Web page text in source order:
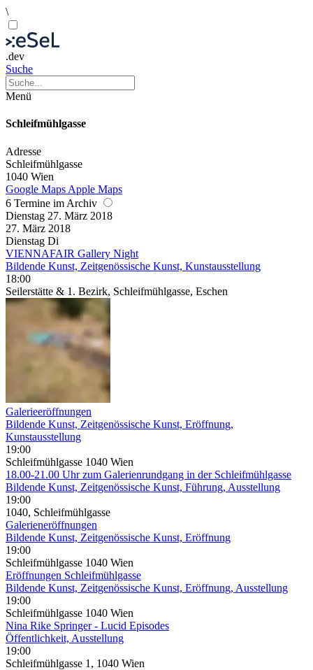
\
.dev
Suche
Menü
Schleifmühlgasse
Adresse
Schleifmühlgasse
1040 Wien
Google Maps Apple Maps
6 Termine im Archiv
Dienstag 27. März 2018
27. März 2018
Dienstag Di
VIENNAFAIR Gallery Night
Bildende Kunst, Zeitgenössische Kunst, Kunstausstellung
18:00
Seilerstätte & 1. Bezirk, Schleifmühlgasse, Eschen
Galerieeröffnungen
Bildende Kunst, Zeitgenössische Kunst, Eröffnung,
Kunstausstellung
19:00
Schleifmühlgasse 1040 Wien
18.00-21.00 Uhr zum Galerienrundgang in der Schleifmühlgasse
Bildende Kunst, Zeitgenössische Kunst, Führung, Ausstellung
19:00
1040, Schleifmühlgasse
Galerieneröffnungen
Bildende Kunst, Zeitgenössische Kunst, Eröffnung
19:00
Schleifmühlgasse 1040 Wien
Eröffnungen Schleifmühlgasse
Bildende Kunst, Zeitgenössische Kunst, Eröffnung, Ausstellung
19:00
Schleifmühlgasse 1040 Wien
Nina Rike Springer - Lucid Episodes
Öffentlichkeit, Ausstellung
19:00
Schleifmühlgasse 1, 1040 Wien